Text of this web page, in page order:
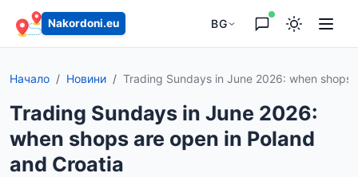
Nakordoni.eu BG
Начало Новини Trading Sundays in June 2026: when shops
Trading Sundays in June 2026:
when shops are open in Poland
and Croatia